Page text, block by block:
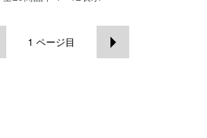
1 ページ目